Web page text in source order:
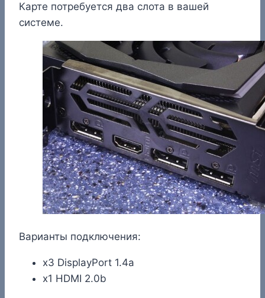
Карте потребуется два слота в вашей
системе.
Варианты подключения:
x3 DisplayPort 1.4a
x1 HDMI 2.0b